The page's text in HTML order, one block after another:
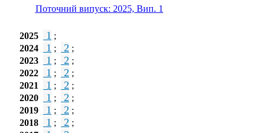
Поточний випуск: 2025, Вип. 1
2025 1 ;
2024
1 ; 2 ;
2023
1 ; 2 ;
2022
1 ; 2 ;
2021
1 ; 2 ;
2020
1 ; 2 ;
2019
1 ; 2 ;
2018
1 ; 2 ;